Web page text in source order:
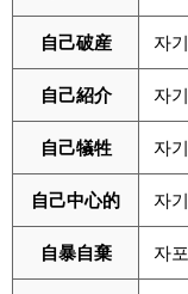
自己破産 자
自己紹介 자
自己犠牲 자
自己中心的 자
自暴自棄 자